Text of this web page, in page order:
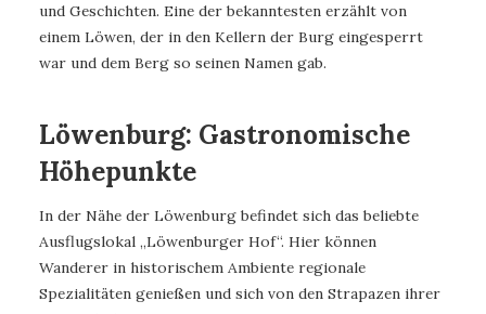
und Geschichten. Eine der bekanntesten erzählt von
einem Löwen, der in den Kellern der Burg eingesperrt
war und dem Berg so seinen Namen gab.
Löwenburg: Gastronomische
Höhepunkte
In der Nähe der Löwenburg befindet sich das beliebte
Ausflugslokal „Löwenburger Hof“. Hier können
Wanderer in historischem Ambiente regionale
Spezialitäten genießen und sich von den Strapazen ihrer